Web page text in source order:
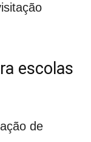
escolas
de